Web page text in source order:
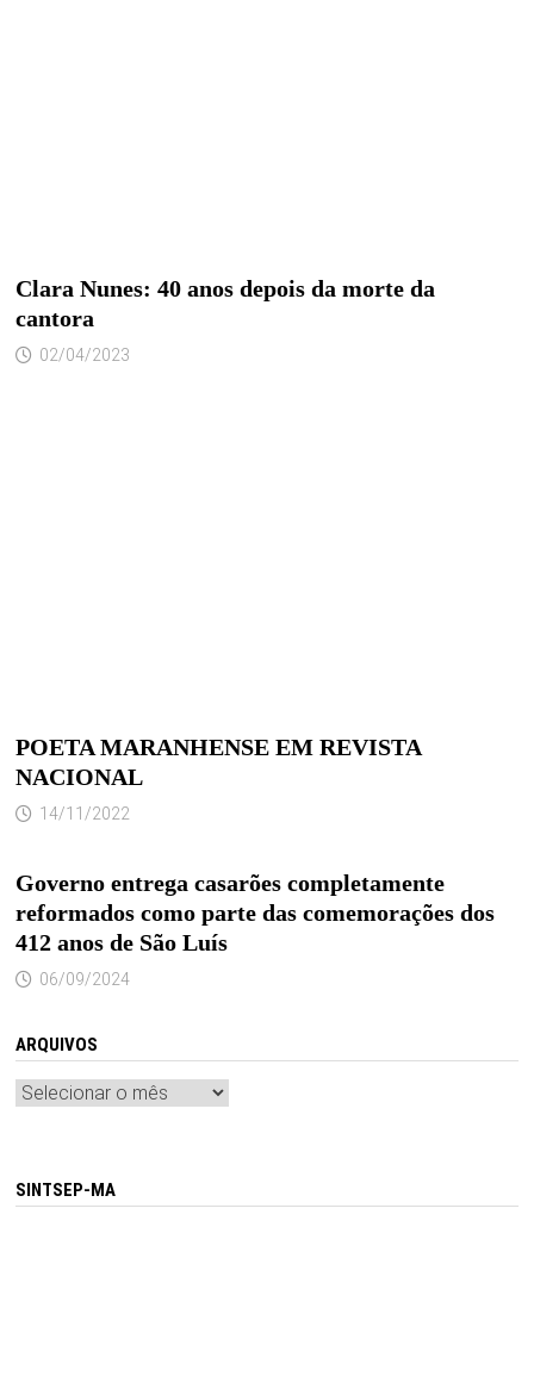
Clara Nunes: 40 anos depois da morte da
cantora
02/04/2023
POETA MARANHENSE EM REVISTA
NACIONAL
14/11/2022
Governo entrega casarões completamente
reformados como parte das comemorações dos
412 anos de São Luís
06/09/2024
ARQUIVOS
Arquivos
SINTSEP-MA